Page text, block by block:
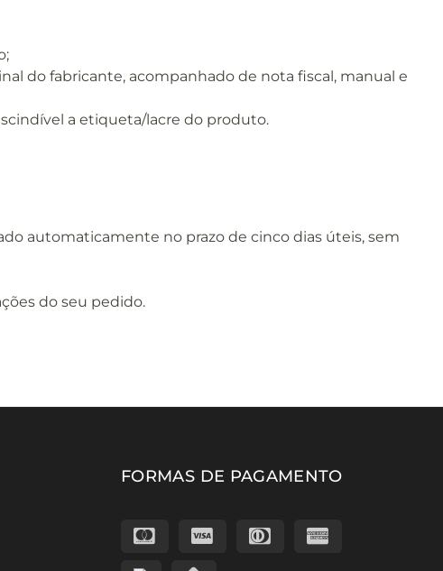
do fabricante, acompanhado de nota fiscal, manual e
a etiqueta/lacre do produto.
automaticamente no prazo de cinco dias úteis, sem
do seu pedido.
FORMAS DE PAGAMENTO